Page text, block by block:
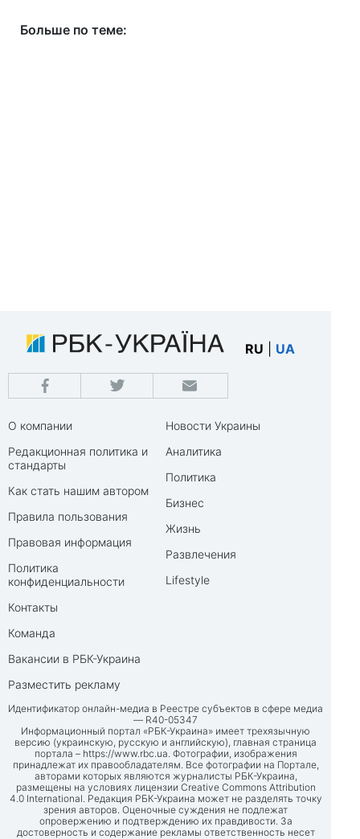
Больше по теме:
RU UA
О компании
Редакционная политика и
стандарты
Как стать нашим автором
Правила пользования
Правовая информация
Политика
конфиденциальности
Контакты
Команда
Вакансии в РБК-Украина
Разместить рекламу
Новости Украины
Аналитика
Политика
Бизнес
Жизнь
Развлечения
Lifestyle
Идентификатор онлайн-медиа в Реестре субъектов в сфере медиа
— R40-05347
Информационный портал «РБК-Украина» имеет трехязычную
версию (украинскую, русскую и английскую), главная страница
портала – https://www.rbc.ua. Фотографии, изображения
принадлежат их правообладателям. Все фотографии на Портале,
авторами которых являются журналисты РБК-Украина,
размещены на условиях лицензии Creative Commons Attribution
4.0 International. Редакция РБК-Украина может не разделять точку
зрения авторов. Оценочные суждения не подлежат
опровержению и подтверждению их правдивости. За
достоверность и содержание рекламы ответственность несет